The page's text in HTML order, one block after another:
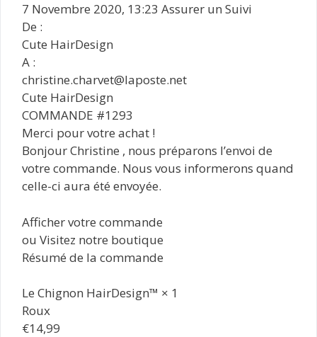
7 Novembre 2020, 13:23 Assurer un Suivi
De :
Cute HairDesign
A :
christine.charvet@laposte.net
Cute HairDesign
COMMANDE #1293
Merci pour votre achat !
Bonjour Christine , nous préparons l’envoi de
votre commande. Nous vous informerons quand
celle-ci aura été envoyée.
Afficher votre commande
ou Visitez notre boutique
Résumé de la commande
Le Chignon HairDesign™ × 1
Roux
€14,99